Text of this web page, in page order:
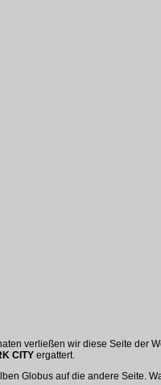
verließen wir diese Seite der
CITY ergattert.
Globus auf die andere Seite.